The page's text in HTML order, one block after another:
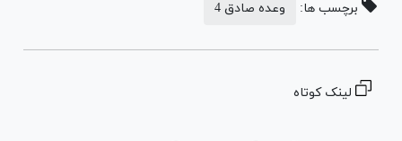
برچسب ها: وعده صادق 4
لینک کوتاه